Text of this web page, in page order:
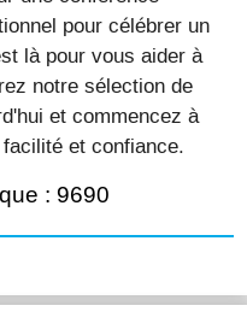
pour célébrer un
là pour vous aider à
notre sélection de
et commencez à
et confiance.
: 9690